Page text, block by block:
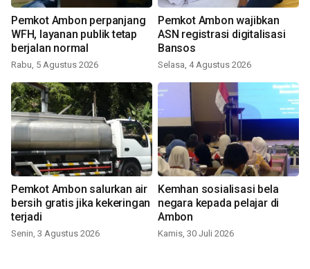
Pemkot Ambon perpanjang
WFH, layanan publik tetap
berjalan normal
Rabu, 5 Agustus 2026
Pemkot Ambon wajibkan
ASN registrasi digitalisasi
Bansos
Selasa, 4 Agustus 2026
Pemkot Ambon salurkan air
bersih gratis jika kekeringan
terjadi
Senin, 3 Agustus 2026
Kemhan sosialisasi bela
negara kepada pelajar di
Ambon
Kamis, 30 Juli 2026